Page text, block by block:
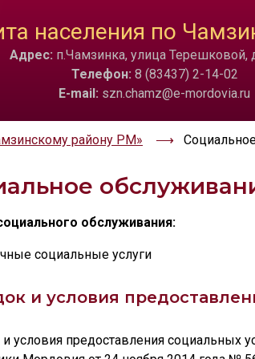
ИЗОБРАЖЕНИЯ
Скрыть Ч/б
населения по
Адрес: п.Чамзинка, улица Терешковой,
Телефон: 8 (83437) 2-14-02
E-mail: szn.chamz@e-mordovia.ru
району РМ»
обслуживания:
социальные услуги
и условия
условия предоставления социальных